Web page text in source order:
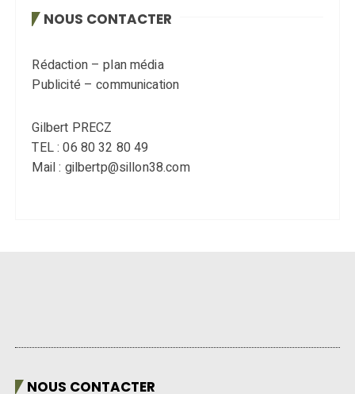
NOUS CONTACTER
Rédaction – plan média
Publicité – communication
Gilbert PRECZ
TEL : 06 80 32 80 49
Mail : gilbertp@sillon38.com
NOUS CONTACTER